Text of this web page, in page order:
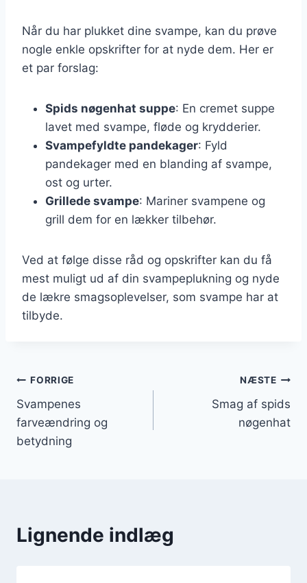
Når du har plukket dine svampe, kan du prøve
nogle enkle opskrifter for at nyde dem. Her er
et par forslag:
Spids nøgenhat suppe: En cremet suppe
lavet med svampe, fløde og krydderier.
Svampefyldte pandekager: Fyld
pandekager med en blanding af svampe,
ost og urter.
Grillede svampe: Mariner svampene og
grill dem for en lækker tilbehør.
Ved at følge disse råd og opskrifter kan du få
mest muligt ud af din svampeplukning og nyde
de lækre smagsoplevelser, som svampe har at
tilbyde.
Indlægsnavigation
FORRIGE
Svampenes
farveændring og
betydning
NÆSTE
Smag af spids
nøgenhat
Lignende indlæg